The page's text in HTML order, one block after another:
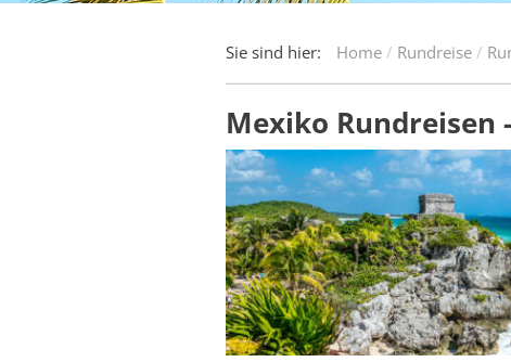
Sie sind hier: Home Rundreise
Mexiko Rundreisen